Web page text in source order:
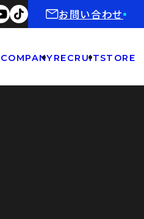
お問い合わせ
COMPANYRECRUITSTORE